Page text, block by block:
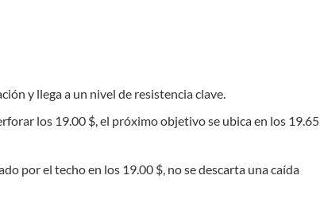
y llega a un nivel de resistencia clave.
los 19.00 $, el próximo objetivo se ubica en los 19.65
por el techo en los 19.00 $, no se descarta una caída